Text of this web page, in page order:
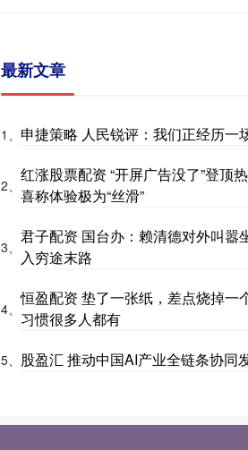
最新文章
1、 申捷策略 人民锐评：我们正经历一
2、
红涨股票配资 “开屏广告没了”登顶
喜称体验极为“丝滑”
3、
君子配资 国台办：赖清德对外叫嚣
入穷途末路
4、
恒盈配资 垫了一张纸，差点烧掉一
习惯很多人都有
5、 股盈汇 推动中国AI产业全链条协同